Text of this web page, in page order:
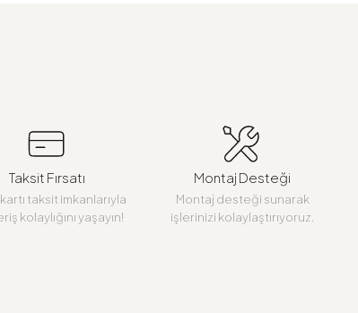
Taksit Fırsatı
taksit imkanlarıyla
kolaylığını yaşayın!
Montaj Desteği
Montaj desteği sunarak
işlerinizi kolaylaştırıyoruz.